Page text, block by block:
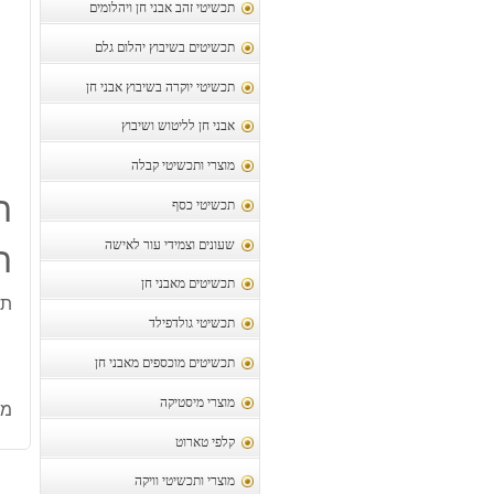
תכשיטי זהב אבני חן ויהלומים
תכשיטים בשיבוץ יהלום גלם
תכשיטי יוקרה בשיבוץ אבני חן
אבני חן לליטוש ושיבוץ
מוצרי ותכשיטי קבלה
תכשיטי כסף
שעונים וצמידי עור לאישה
תכשיטים מאבני חן
תכשיטי גולדפילד
תכשיטים מוכספים מאבני חן
מוצרי מיסטיקה
קלפי טארוט
מוצרי ותכשיטי וויקה